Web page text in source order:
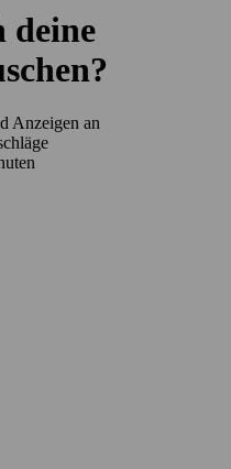
deine
Anzeigen an